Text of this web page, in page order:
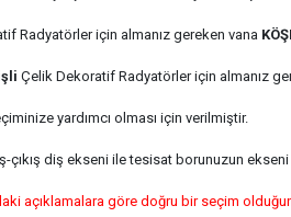
Radyatörler için almanız gereken vana
Çelik Dekoratif Radyatörler için almanız
yardımcı olması için verilmiştir.
diş ekseni ile tesisat borunuzun ekseni
açıklamalara göre doğru bir seçim